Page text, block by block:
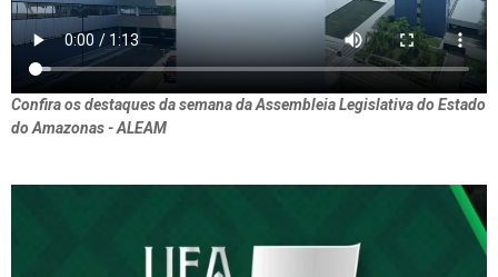
Confira os destaques da semana da Assembleia Legislativa do Estado
do Amazonas - ALEAM